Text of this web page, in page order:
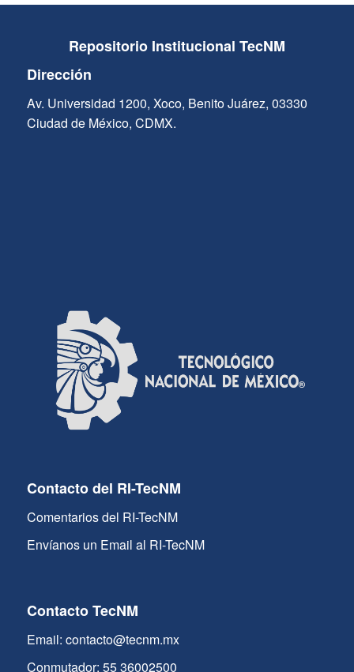
Repositorio Institucional TecNM
Dirección
Av. Universidad 1200, Xoco, Benito Juárez, 03330
Ciudad de México, CDMX.
Contacto del RI-TecNM
Comentarios del RI-TecNM
Envíanos un Email al RI-TecNM
Contacto TecNM
Email: contacto@tecnm.mx
Conmutador: 55 36002500